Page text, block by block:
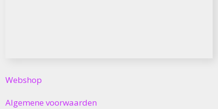
Webshop
Algemene voorwaarden